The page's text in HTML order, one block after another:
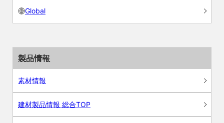
Global
製品情報
素材情報
建材製品情報 総合TOP